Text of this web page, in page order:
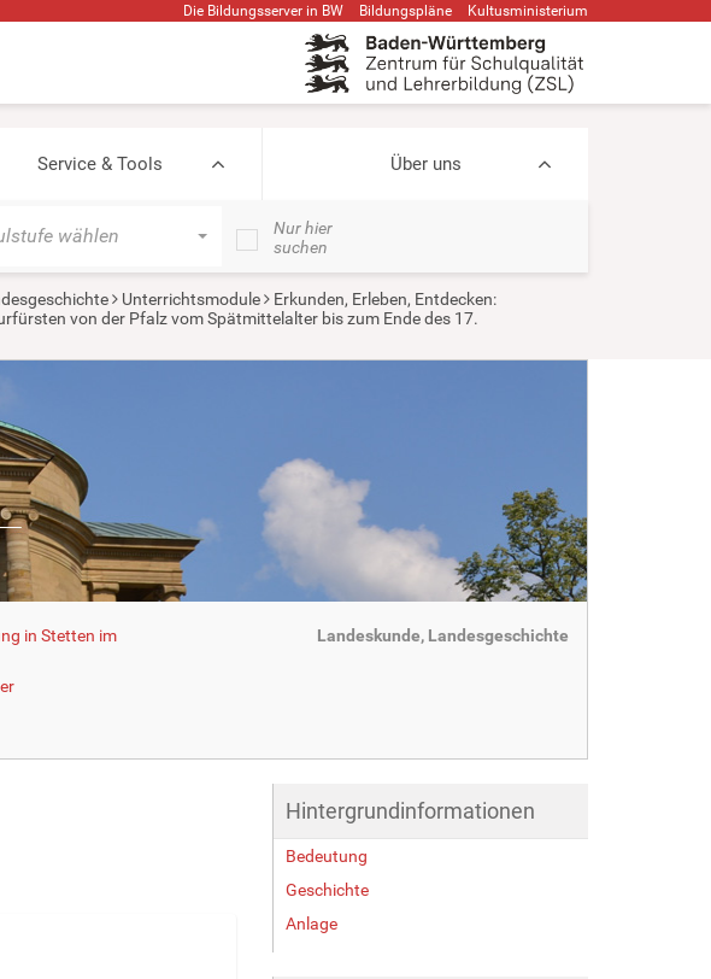
Die Bildungsserver in BW Bildungspläne Kultusministerium
Service & Tools Über uns
wählen
Nur hier
suchen
Unterrichtsmodule
Erkunden, Erleben, Entdecken:
von der Pfalz vom Spätmittelalter bis zum Ende des 17.
in Stetten im
Landeskunde, Landesgeschichte
Hintergrundinformationen
Bedeutung
Geschichte
Anlage